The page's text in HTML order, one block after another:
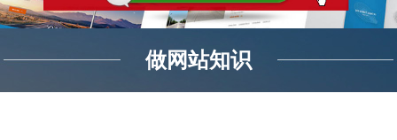
做网站知识